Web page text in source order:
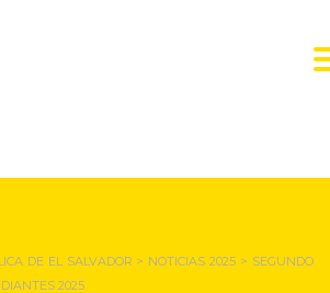
DE EL SALVADOR > NOTICIAS 2025 > SEGUNDO
2025